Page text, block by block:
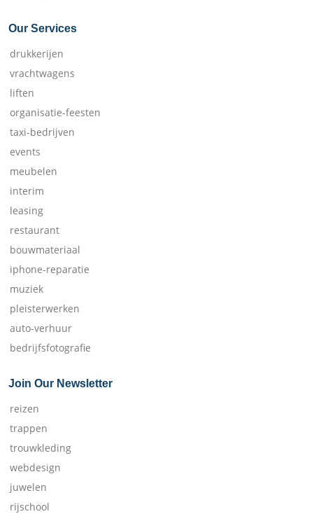
Our Services
drukkerijen
vrachtwagens
liften
organisatie-feesten
taxi-bedrijven
events
meubelen
interim
leasing
restaurant
bouwmateriaal
iphone-reparatie
muziek
pleisterwerken
auto-verhuur
bedrijfsfotografie
Join Our Newsletter
reizen
trappen
trouwkleding
webdesign
juwelen
rijschool